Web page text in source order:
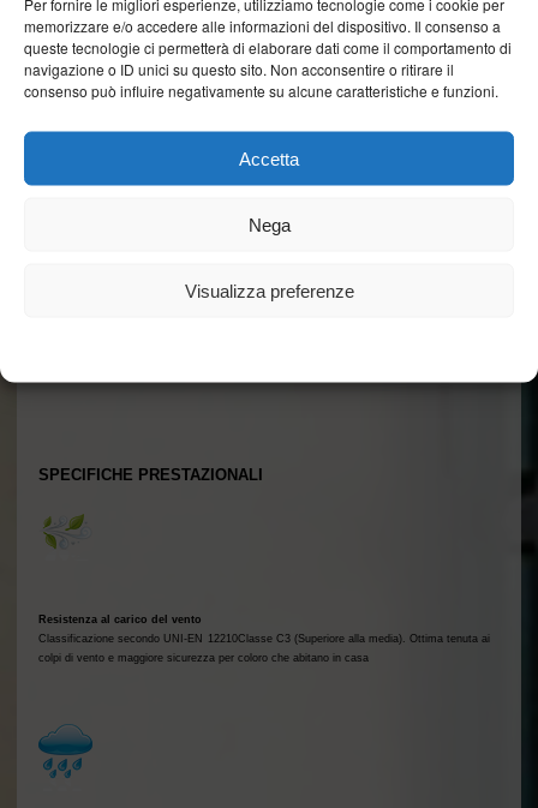
memorizzare e/o accedere alle informazioni del dispositivo. Il consenso a
queste tecnologie ci permetterà di elaborare dati come il comportamento di
navigazione o ID unici su questo sito. Non acconsentire o ritirare il
consenso può influire negativamente su alcune caratteristiche e funzioni.
Accetta
Nega
Visualizza preferenze
FERRAMENTA ASSE 13
Tutti gli incontri ferramenta presentano spessori maggiorati quindi con maggiore
resistenza e classificazione contro il tentativo di scasso
TRAVERSE TELAIO
SPECIFICHE PRESTAZIONALI
Resistenza al carico del vento
Classificazione secondo UNI-EN 12210Classe C3 (Superiore alla media). Ottima tenuta ai
colpi di vento e maggiore sicurezza per coloro che abitano in casa